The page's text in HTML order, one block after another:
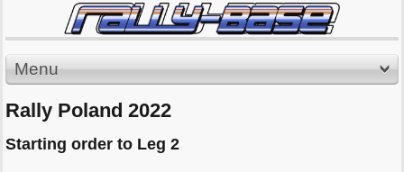
Menu
Rally Poland 2022
Starting order to Leg 2